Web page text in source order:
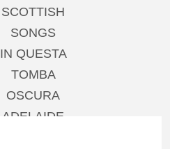
SCOTTISH
SONGS
IN QUESTA
TOMBA
OSCURA
ADELAIDE